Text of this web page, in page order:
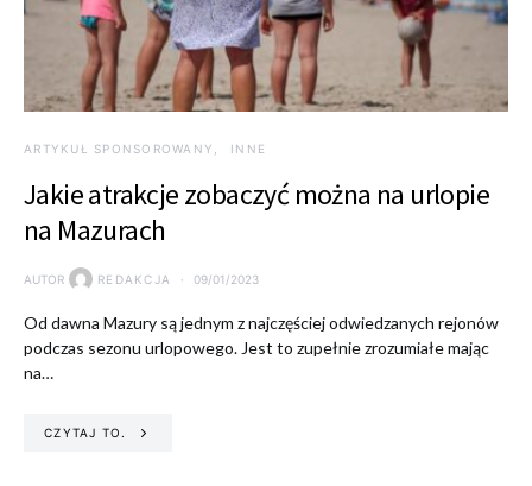
ARTYKUŁ SPONSOROWANY INNE
Jakie atrakcje zobaczyć można na urlopie
na Mazurach
AUTOR REDAKCJA 09/01/2023
Od dawna Mazury są jednym z najczęściej odwiedzanych rejonów
podczas sezonu urlopowego. Jest to zupełnie zrozumiałe mając
na…
CZYTAJ TO.